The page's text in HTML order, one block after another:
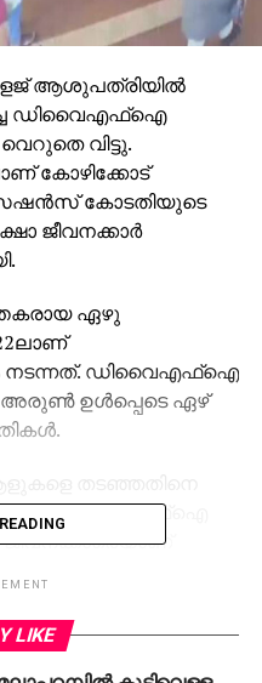
ആശുപത്രിയിൽ
ഡിവൈഎഫ്ഐ
വിട്ടു.
കോഴിക്കോട്
കോടതിയുടെ
ജീവനക്കാർ
ഏഴു
നടന്നത്. ഡിവൈഎഫ്ഐ
അരുൺ ഉൾപ്പെടെ ഏഴ്
ഡിവൈഎഫ്ഐ
ജീവനക്കാരെയാണ്
അംഗവും ജില്ലാ
കെ. അരുൺ, മേഖലാ
LIKE